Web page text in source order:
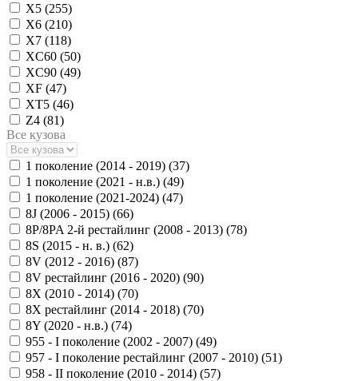
X5 (255)
X6 (210)
X7 (118)
XC60 (50)
XC90 (49)
XF (47)
XT5 (46)
Z4 (81)
Все кузова
1 поколение (2014 - 2019) (37)
1 поколение (2021 - н.в.) (49)
1 поколение (2021-2024) (47)
8J (2006 - 2015) (66)
8P/8PA 2-й рестайлинг (2008 - 2013) (78)
8S (2015 - н. в.) (62)
8V (2012 - 2016) (87)
8V рестайлинг (2016 - 2020) (90)
8X (2010 - 2014) (70)
8X рестайлинг (2014 - 2018) (70)
8Y (2020 - н.в.) (74)
955 - I поколение (2002 - 2007) (49)
957 - I поколение рестайлинг (2007 - 2010) (51)
958 - II поколение (2010 - 2014) (57)